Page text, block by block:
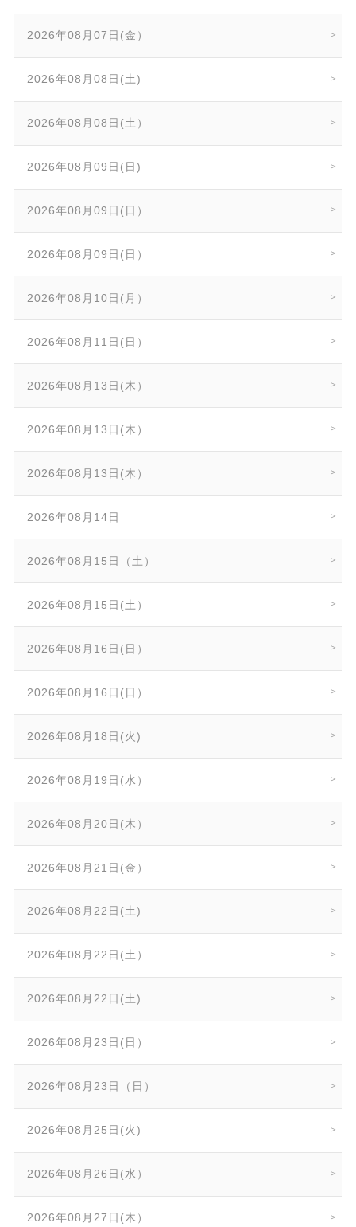
2026年08月07日(金）
2026年08月08日(土)
2026年08月08日(土）
2026年08月09日(日)
2026年08月09日(日）
2026年08月09日(日）
2026年08月10日(月）
2026年08月11日(日）
2026年08月13日(木）
2026年08月13日(木）
2026年08月13日(木）
2026年08月14日
2026年08月15日（土）
2026年08月15日(土）
2026年08月16日(日）
2026年08月16日(日）
2026年08月18日(火)
2026年08月19日(水）
2026年08月20日(木）
2026年08月21日(金）
2026年08月22日(土)
2026年08月22日(土）
2026年08月22日(土)
2026年08月23日(日）
2026年08月23日（日）
2026年08月25日(火)
2026年08月26日(水）
2026年08月27日(木）